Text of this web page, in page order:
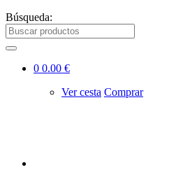
Búsqueda:
0 0.00 €
Ver cesta Comprar